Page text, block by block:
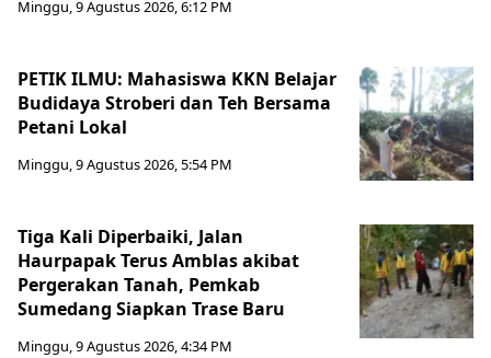
Minggu, 9 Agustus 2026, 6:12 PM
PETIK ILMU: Mahasiswa KKN Belajar
Budidaya Stroberi dan Teh Bersama
Petani Lokal
Minggu, 9 Agustus 2026, 5:54 PM
Tiga Kali Diperbaiki, Jalan
Haurpapak Terus Amblas akibat
Pergerakan Tanah, Pemkab
Sumedang Siapkan Trase Baru
Minggu, 9 Agustus 2026, 4:34 PM